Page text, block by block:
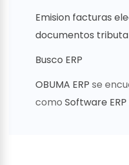
Emision facturas
documentos
Busco ERP
OBUMA ERP se
como Software ERP